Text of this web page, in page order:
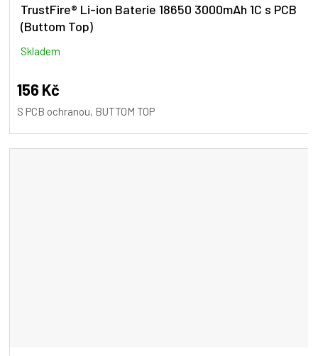
TrustFire® Li-ion Baterie 18650 3000mAh 1C s PCB
(Buttom Top)
Skladem
156 Kč
S PCB ochranou, BUTTOM TOP